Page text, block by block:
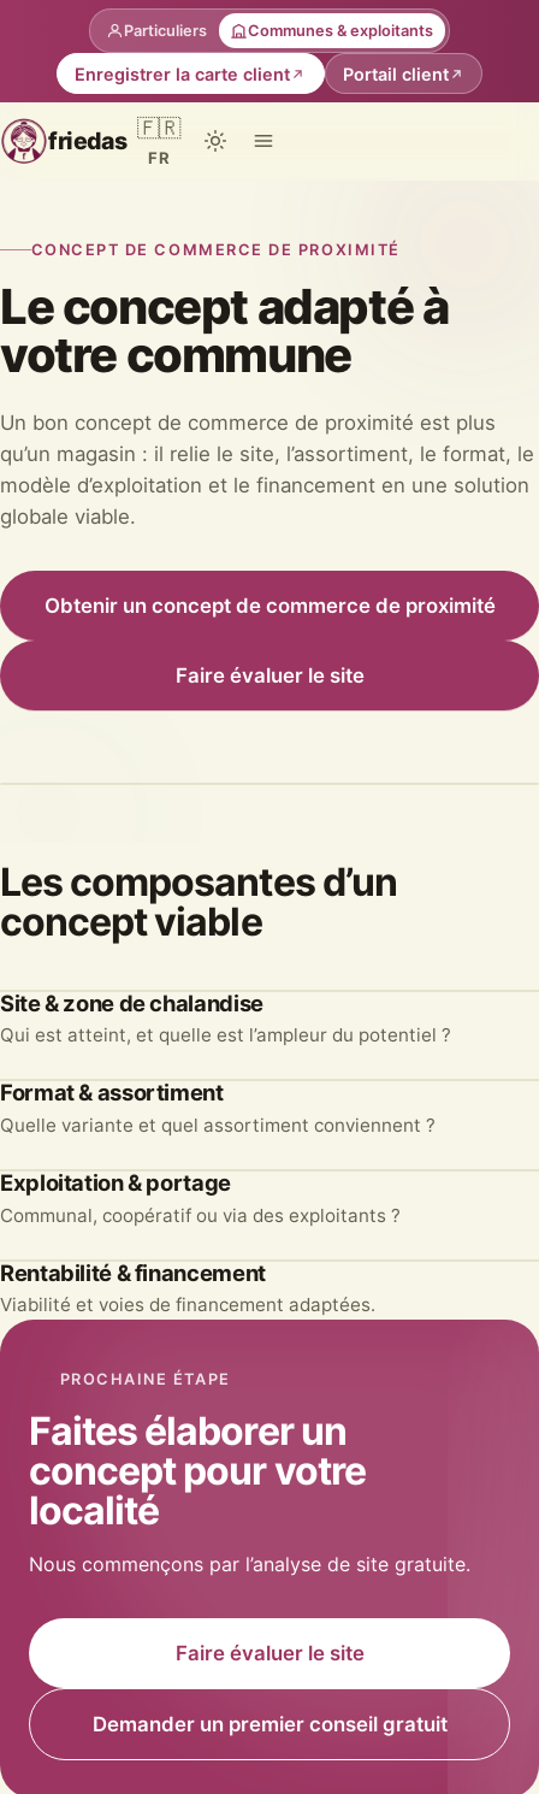
Particuliers Communes & exploitants
Enregistrer la carte client Portail client
friedas 🇫🇷
FR
CONCEPT DE COMMERCE DE PROXIMITÉ
Le concept adapté à
votre commune
Un bon concept de commerce de proximité est plus
qu’un magasin : il relie le site, l’assortiment, le format, le
modèle d’exploitation et le financement en une solution
globale viable.
Obtenir un concept de commerce de proximité
Faire évaluer le site
Les composantes d’un
concept viable
1
Site & zone de chalandise
Qui est atteint, et quelle est l’ampleur du potentiel ?
2
Format & assortiment
Quelle variante et quel assortiment conviennent ?
3
Exploitation & portage
Communal, coopératif ou via des exploitants ?
4
Rentabilité & financement
Viabilité et voies de financement adaptées.
PROCHAINE ÉTAPE
Faites élaborer un
concept pour votre
localité
Nous commençons par l’analyse de site gratuite.
Faire évaluer le site
Demander un premier conseil gratuit